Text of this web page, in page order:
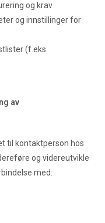
og krav
og innstillinger for
(f.eks.
av
til kontaktperson hos
og videreutvikle
med: